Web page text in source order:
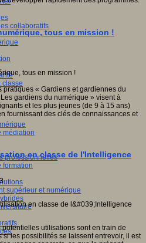
collaboratifs
classe
médiation
professionnelles
formation
supérieur et numérique
tous en mission !
« Gardiens et gardiennes du
gardiens du numérique » visent à
et les plus jeunes (de 9 à 15 ans)
fournissant des clés de connaissances et
en classe de l'Intelligence
utilisations sont en train de
les possibilités se laissent entrevoir, il est